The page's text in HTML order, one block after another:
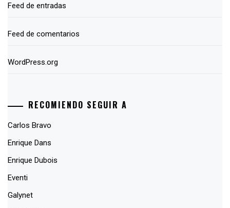
Feed de entradas
Feed de comentarios
WordPress.org
RECOMIENDO SEGUIR A
Carlos Bravo
Enrique Dans
Enrique Dubois
Eventi
Galynet